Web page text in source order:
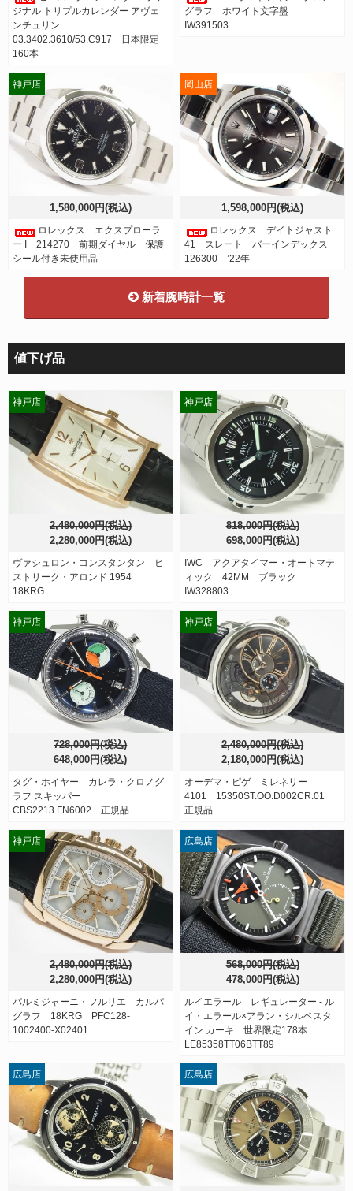
ジナル トリプルカレンダー アヴェ
ンチュリン
03.3402.3610/53.C917 日本限定
160本
グラフ ホワイト文字盤
IW391503
1,580,000円(税込)
ロレックス エクスプローラ
ー I 214270 前期ダイヤル 保護
シール付き未使用品
神戸店
1,598,000円(税込)
ロレックス デイトジャスト
41 スレート バーインデックス
126300 ’22年
岡山店
新着腕時計一覧
値下げ品
2,480,000円(税込)
2,280,000円(税込)
ヴァシュロン・コンスタンタン ヒ
ストリーク・アロンド 1954
18KRG
神戸店
818,000円(税込)
698,000円(税込)
IWC アクアタイマー・オートマテ
ィック 42MM ブラック
IW328803
神戸店
728,000円(税込)
648,000円(税込)
タグ・ホイヤー カレラ・クロノグ
ラフ スキッパー
CBS2213.FN6002 正規品
神戸店
2,480,000円(税込)
2,180,000円(税込)
オーデマ・ピゲ ミレネリー
4101 15350ST.OO.D002CR.01
正規品
神戸店
2,480,000円(税込)
2,280,000円(税込)
パルミジャーニ・フルリエ カルパ
グラフ 18KRG PFC128-
1002400-X02401
神戸店
568,000円(税込)
478,000円(税込)
ルイエラール レギュレーター - ル
イ・エラール×アラン・シルベスタ
イン カーキ 世界限定178本
LE85358TT06BTT89
広島店
広島店 広島店